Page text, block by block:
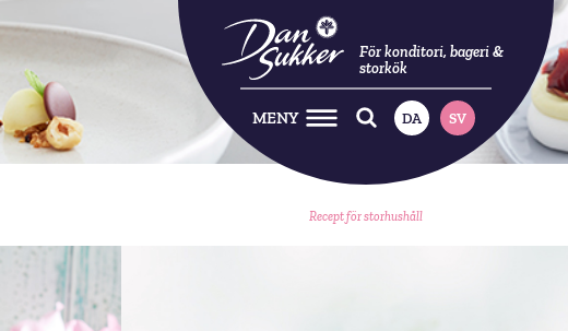
För konditori, bageri &
storkök
MENY DA SV
Recept för storhushåll